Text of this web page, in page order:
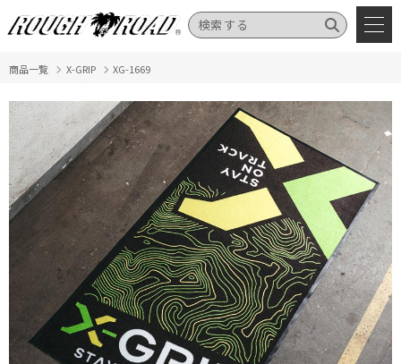
商品一覧 X-GRIP XG-1669